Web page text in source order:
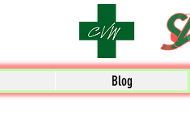
Blog